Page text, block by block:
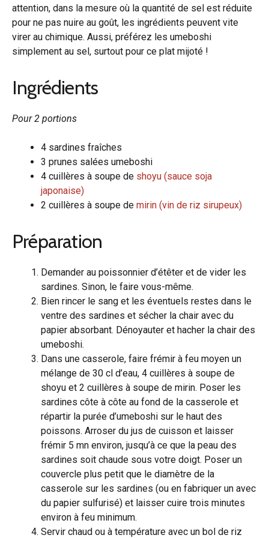
attention, dans la mesure où la quantité de sel est réduite
pour ne pas nuire au goût, les ingrédients peuvent vite
virer au chimique. Aussi, préférez les umeboshi
simplement au sel, surtout pour ce plat mijoté !
Ingrédients
Pour 2 portions
4 sardines fraîches
3 prunes salées umeboshi
4 cuillères à soupe de shoyu (sauce soja
japonaise)
2 cuillères à soupe de mirin (vin de riz sirupeux)
Préparation
Demander au poissonnier d’étêter et de vider les
sardines. Sinon, le faire vous-même.
Bien rincer le sang et les éventuels restes dans le
ventre des sardines et sécher la chair avec du
papier absorbant. Dénoyauter et hacher la chair des
umeboshi.
Dans une casserole, faire frémir à feu moyen un
mélange de 30 cl d’eau, 4 cuillères à soupe de
shoyu et 2 cuillères à soupe de mirin. Poser les
sardines côte à côte au fond de la casserole et
répartir la purée d’umeboshi sur le haut des
poissons. Arroser du jus de cuisson et laisser
frémir 5 mn environ, jusqu’à ce que la peau des
sardines soit chaude sous votre doigt. Poser un
couvercle plus petit que le diamètre de la
casserole sur les sardines (ou en fabriquer un avec
du papier sulfurisé) et laisser cuire trois minutes
environ à feu minimum.
Servir chaud ou à température avec un bol de riz